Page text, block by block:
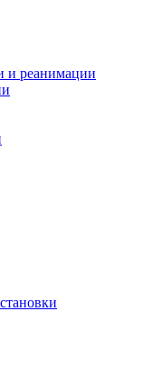
и реанимации